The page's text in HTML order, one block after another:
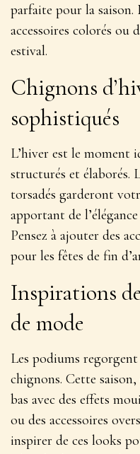
parfaite pour la saison.
accessoires colorés ou
estival.
Chignons
sophistiqués
L’hiver est le moment
structurés et élaborés.
torsadés garderont
apportant de
Pensez à ajouter des
pour les fêtes de fin
Inspirations
de mode
Les podiums
chignons. Cette
bas avec des effets
ou des accessoires
inspirer de ces looks